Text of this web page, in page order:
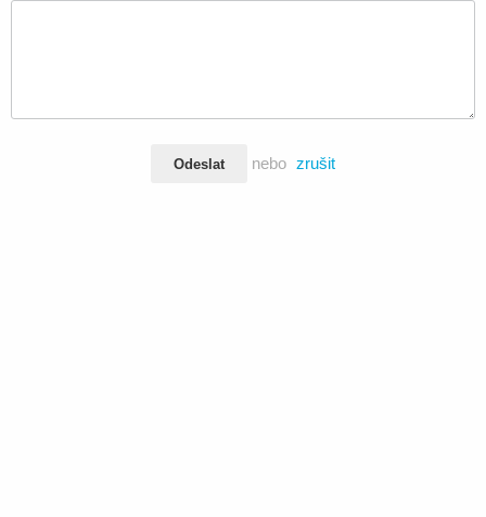
Odeslat nebo zrušit